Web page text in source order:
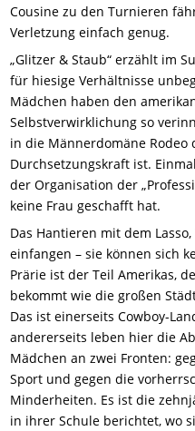
Cousine zu den Turnieren
Verletzung einfach genug.
„Glitzer & Staub“ erzählt im
für hiesige Verhältnisse
Mädchen haben den
Selbstverwirklichung so
in die Männerdomäne Rodeo
Durchsetzungskraft ist.
der Organisation der
keine Frau geschafft hat.
Das Hantieren mit dem
einfangen – sie können sich
Prärie ist der Teil Amerikas,
bekommt wie die großen
Das ist einerseits Cowboy-
andererseits leben hier die
Mädchenan zwei Fronten:
Sport und gegen die
Minderheiten. Es ist die
in ihrer Schule berichtet, wo